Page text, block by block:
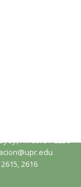
PR 00737-2230
2616